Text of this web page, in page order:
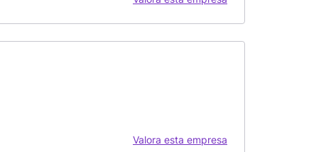
Valora esta empresa